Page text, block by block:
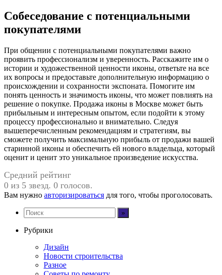
Собеседование с потенциальными
покупателями
При общении с потенциальными покупателями важно
проявить профессионализм и уверенность. Расскажите им о
истории и художественной ценности иконы, ответьте на все
их вопросы и предоставьте дополнительную информацию о
происхождении и сохранности экспоната. Помогите им
понять ценность и значимость иконы, что может повлиять на
решение о покупке. Продажа иконы в Москве может быть
прибыльным и интересным опытом, если подойти к этому
процессу профессионально и внимательно. Следуя
вышеперечисленным рекомендациям и стратегиям, вы
сможете получить максимальную прибыль от продажи вашей
старинной иконы и обеспечить ей нового владельца, который
оценит и ценит это уникальное произведение искусства.
Средний рейтинг
0 из 5 звезд. 0 голосов.
Вам нужно авторизироваться для того, чтобы проголосовать.
Рубрики
Дизайн
Новости строительства
Разное